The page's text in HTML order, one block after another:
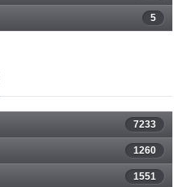
5
7233
1260
1551